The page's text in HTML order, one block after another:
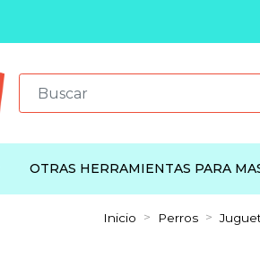
OTRAS HERRAMIENTAS PARA
Inicio Perros